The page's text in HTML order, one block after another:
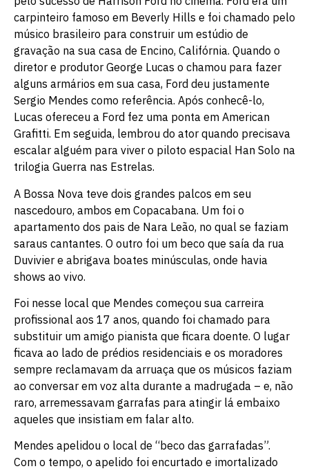
carpinteiro famoso em Beverly Hills e foi chamado pelo
músico brasileiro para construir um estúdio de
gravação na sua casa de Encino, Califórnia. Quando o
diretor e produtor George Lucas o chamou para fazer
alguns armários em sua casa, Ford deu justamente
Sergio Mendes como referência. Após conhecê-lo,
Lucas ofereceu a Ford fez uma ponta em American
Grafitti. Em seguida, lembrou do ator quando precisava
escalar alguém para viver o piloto espacial Han Solo na
trilogia Guerra nas Estrelas.
A Bossa Nova teve dois grandes palcos em seu
nascedouro, ambos em Copacabana. Um foi o
apartamento dos pais de Nara Leão, no qual se faziam
saraus cantantes. O outro foi um beco que saía da rua
Duvivier e abrigava boates minúsculas, onde havia
shows ao vivo.
Foi nesse local que Mendes começou sua carreira
profissional aos 17 anos, quando foi chamado para
substituir um amigo pianista que ficara doente. O lugar
ficava ao lado de prédios residenciais e os moradores
sempre reclamavam da arruaça que os músicos faziam
ao conversar em voz alta durante a madrugada – e, não
raro, arremessavam garrafas para atingir lá embaixo
aqueles que insistiam em falar alto.
Mendes apelidou o local de “beco das garrafadas”.
Com o tempo, o apelido foi encurtado e imortalizado